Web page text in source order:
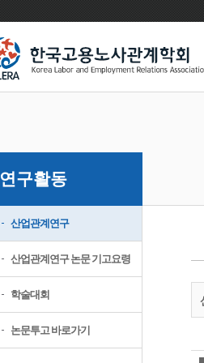
연구활동
산업관계연구
산업관계연구 논문 기고요령
학술대회
논문투고 바로가기